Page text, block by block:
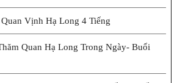
Vịnh Hạ Long 4 Tiếng
Quan Hạ Long Trong Ngày- Buổi